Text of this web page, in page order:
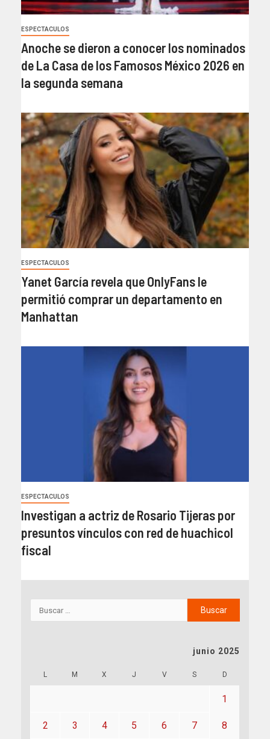
ESPECTACULOS
Anoche se dieron a conocer los nominados
de La Casa de los Famosos México 2026 en
la segunda semana
ESPECTACULOS
Yanet García revela que OnlyFans le
permitió comprar un departamento en
Manhattan
ESPECTACULOS
Investigan a actriz de Rosario Tijeras por
presuntos vínculos con red de huachicol
fiscal
junio 2025
L M X J V S D
1
2 3 4 5 6 7 8